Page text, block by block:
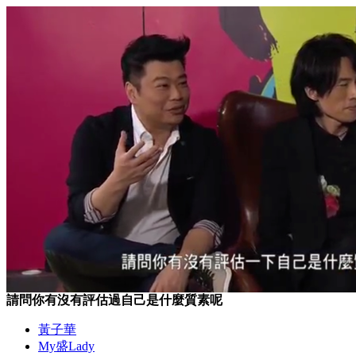
請問你有沒有評估過自己是什麼質素呢
黃子華
My盛Lady